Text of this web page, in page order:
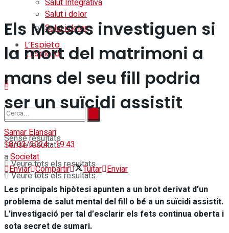
Salut i dolor
L’Espieta
Sense resultats
Veure tots els resultats
Salut Integrativa
Salut i dolor
L’Espieta
Sense resultats
Veure tots els resultats
Els Mossos investiguen si
la mort del matrimoni a
mans del seu fill podria
ser un suïcidi assistit
Samar Elansari
18/03/2024 - 19:43
aSocietat
Enviar Compartir Tuitar Enviar
Les principals hipòtesi apunten a un brot derivat d’un
problema de salut mental del fill o bé a un suïcidi assistit.
L’investigació per tal d’esclarir els fets continua oberta i
sota secret de sumari.